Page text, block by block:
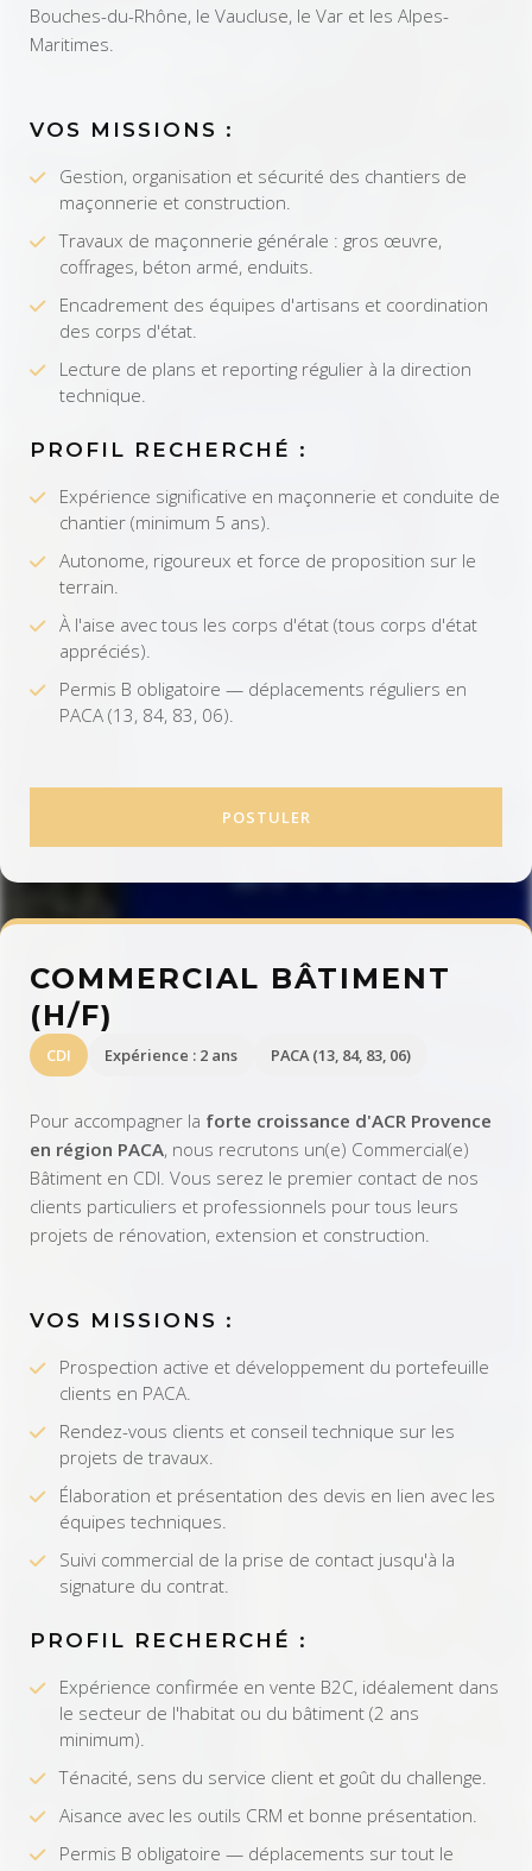
Bouches-du-Rhône, le Vaucluse, le Var et les Alpes-
Maritimes.
VOS MISSIONS :
Gestion, organisation et sécurité des chantiers de
maçonnerie et construction.
Travaux de maçonnerie générale : gros œuvre,
coffrages, béton armé, enduits.
Encadrement des équipes d'artisans et coordination
des corps d'état.
Lecture de plans et reporting régulier à la direction
technique.
PROFIL RECHERCHÉ :
Expérience significative en maçonnerie et conduite de
chantier (minimum 5 ans).
Autonome, rigoureux et force de proposition sur le
terrain.
À l'aise avec tous les corps d'état (tous corps d'état
appréciés).
Permis B obligatoire — déplacements réguliers en
PACA (13, 84, 83, 06).
POSTULER
COMMERCIAL BÂTIMENT
(H/F)
CDI Expérience : 2 ans PACA (13, 84, 83, 06)
Pour accompagner la forte croissance d'ACR Provence
en région PACA, nous recrutons un(e) Commercial(e)
Bâtiment en CDI. Vous serez le premier contact de nos
clients particuliers et professionnels pour tous leurs
projets de rénovation, extension et construction.
VOS MISSIONS :
Prospection active et développement du portefeuille
clients en PACA.
Rendez-vous clients et conseil technique sur les
projets de travaux.
Élaboration et présentation des devis en lien avec les
équipes techniques.
Suivi commercial de la prise de contact jusqu'à la
signature du contrat.
PROFIL RECHERCHÉ :
Expérience confirmée en vente B2C, idéalement dans
le secteur de l'habitat ou du bâtiment (2 ans
minimum).
Ténacité, sens du service client et goût du challenge.
Aisance avec les outils CRM et bonne présentation.
Permis B obligatoire — déplacements sur tout le